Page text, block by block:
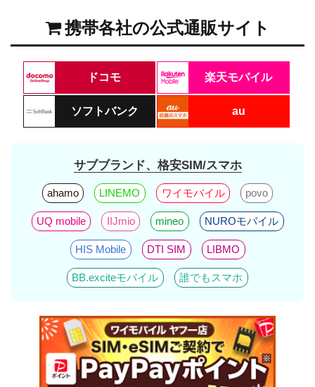
携帯各社の公式通販サイト
ドコモ 楽天モバイル
ソフトバンク au
サブブランド、格安SIM/スマホ
ahamo LINEMO ワイモバイル povo
UQ mobile IIJmio mineo NUROモバイル
HIS Mobile DTI SIM LIBMO
BB.exciteモバイル 誰でもスマホ